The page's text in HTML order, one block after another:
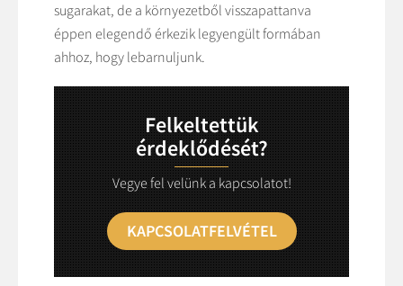
sugarakat, de a környezetből visszapattanva
éppen elegendő érkezik legyengült formában
ahhoz, hogy lebarnuljunk.
Felkeltettük
érdeklődését?
Vegye fel velünk a kapcsolatot!
KAPCSOLATFELVÉTEL